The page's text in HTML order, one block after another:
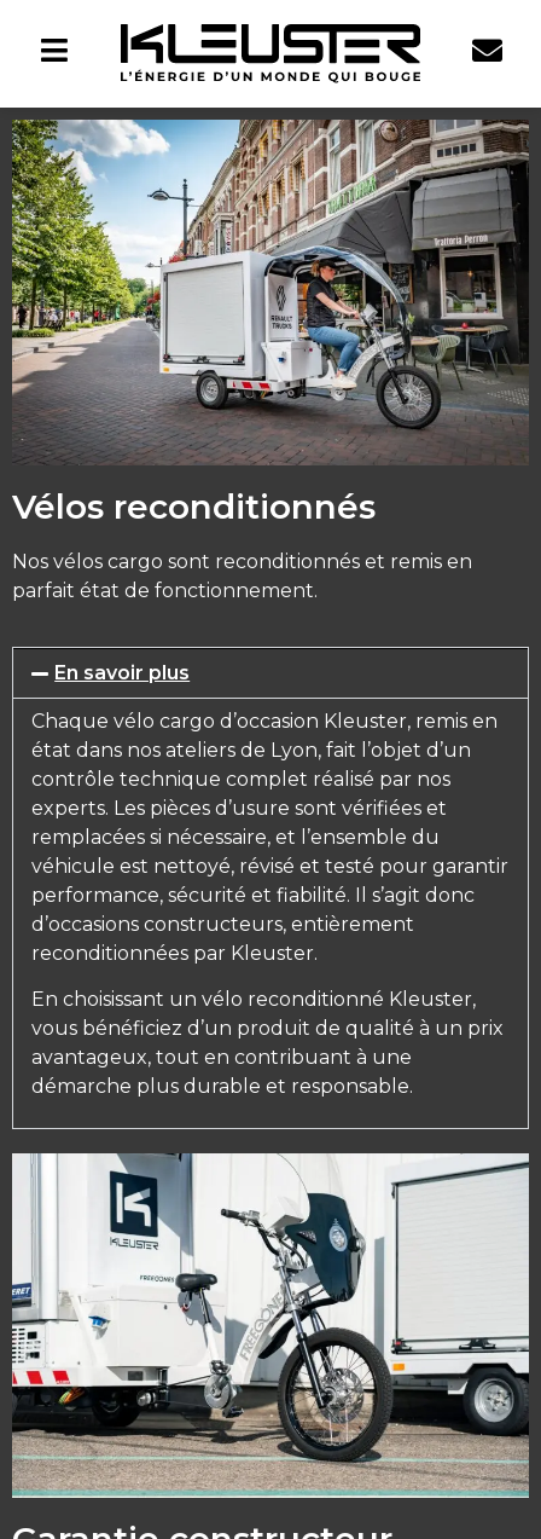
Vélos reconditionnés
Nos vélos cargo sont reconditionnés et remis en
parfait état de fonctionnement.
En savoir plus
Chaque vélo cargo d’occasion Kleuster, remis en
état dans nos ateliers de Lyon, fait l’objet d’un
contrôle technique complet réalisé par nos
experts. Les pièces d’usure sont vérifiées et
remplacées si nécessaire, et l’ensemble du
véhicule est nettoyé, révisé et testé pour garantir
performance, sécurité et fiabilité. Il s’agit donc
d’occasions constructeurs, entièrement
reconditionnées par Kleuster.
En choisissant un vélo reconditionné Kleuster,
vous bénéficiez d’un produit de qualité à un prix
avantageux, tout en contribuant à une
démarche plus durable et responsable.